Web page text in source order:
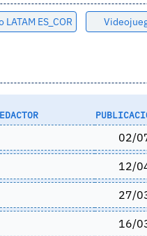
ES_COR
02/
12/
27/
16/